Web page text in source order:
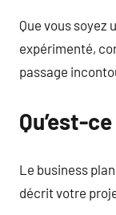
Que vous soyez
expérimenté,
passage
Qu’est-
Le business
décrit votre